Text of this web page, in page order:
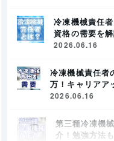
冷凍機械責任
資格の需要を解
2026.06.16
冷凍機械責任者
万！キャリアア
2026.06.16
第三種冷凍機
介！勉強方法